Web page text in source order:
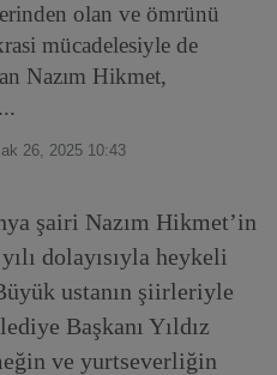
olan ve ömrünü
mücadelesiyle de
Nazım Hikmet,
26, 2025 10:43
şairi Nazım Hikmet’in
dolayısıyla heykeli
ustanın şiirleriyle
Başkanı Yıldız
ve yurtseverliğin